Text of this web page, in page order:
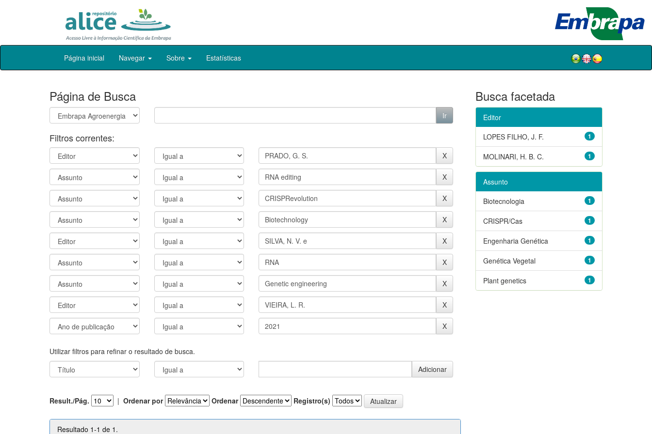
Skip
Página inicial Navegar Sobre Estatísticas
Página de Busca
Filtros correntes:
Utilizar filtros para refinar o resultado de busca.
Result./Pág. | Ordenar por Ordenar Registro(s)
Resultado 1-1 de 1.
Busca facetada
Editor
1
LOPES FILHO, J. F.
1
MOLINARI, H. B. C.
Assunto
1
Biotecnologia
1
CRISPR/Cas
1
Engenharia Genética
1
Genética Vegetal
1
Plant genetics